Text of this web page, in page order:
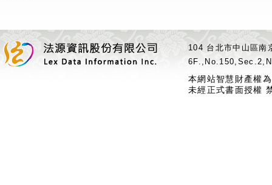
104 台北市中山區
本網站智慧財產權
未經正式書面授權